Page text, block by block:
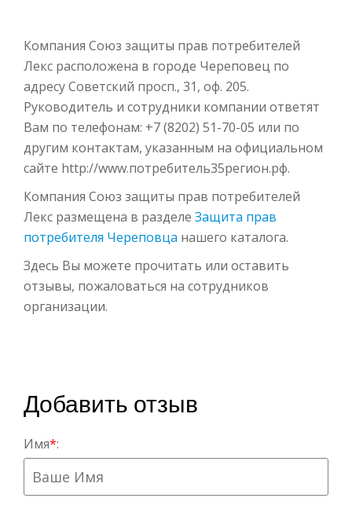
Компания Союз защиты прав потребителей
Лекс расположена в городе Череповец по
адресу Советский просп., 31, оф. 205.
Руководитель и сотрудники компании ответят
Вам по телефонам: +7 (8202) 51-70-05 или по
другим контактам, указанным на официальном
сайте http://www.потребитель35регион.рф.
Компания Союз защиты прав потребителей
Лекс размещена в разделе Защита прав
потребителя Череповца нашего каталога.
Здесь Вы можете прочитать или оставить
отзывы, пожаловаться на сотрудников
организации.
Добавить отзыв
Имя*: